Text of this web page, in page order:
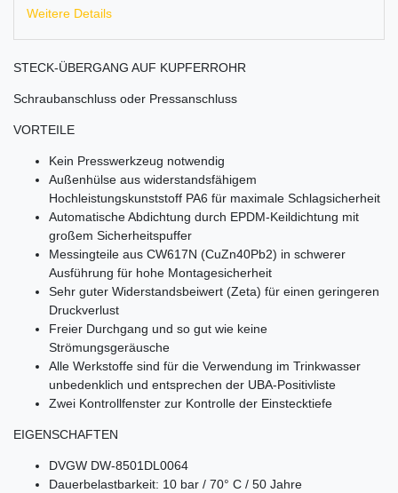
Weitere Details
STECK-ÜBERGANG AUF KUPFERROHR
Schraubanschluss oder Pressanschluss
VORTEILE
Kein Presswerkzeug notwendig
Außenhülse aus widerstandsfähigem
Hochleistungskunststoff PA6 für maximale Schlagsicherheit
Automatische Abdichtung durch EPDM-Keildichtung mit
großem Sicherheitspuffer
Messingteile aus CW617N (CuZn40Pb2) in schwerer
Ausführung für hohe Montagesicherheit
Sehr guter Widerstandsbeiwert (Zeta) für einen geringeren
Druckverlust
Freier Durchgang und so gut wie keine
Strömungsgeräusche
Alle Werkstoffe sind für die Verwendung im Trinkwasser
unbedenklich und entsprechen der UBA-Positivliste
Zwei Kontrollfenster zur Kontrolle der Einstecktiefe
EIGENSCHAFTEN
DVGW DW-8501DL0064
Dauerbelastbarkeit: 10 bar / 70° C / 50 Jahre